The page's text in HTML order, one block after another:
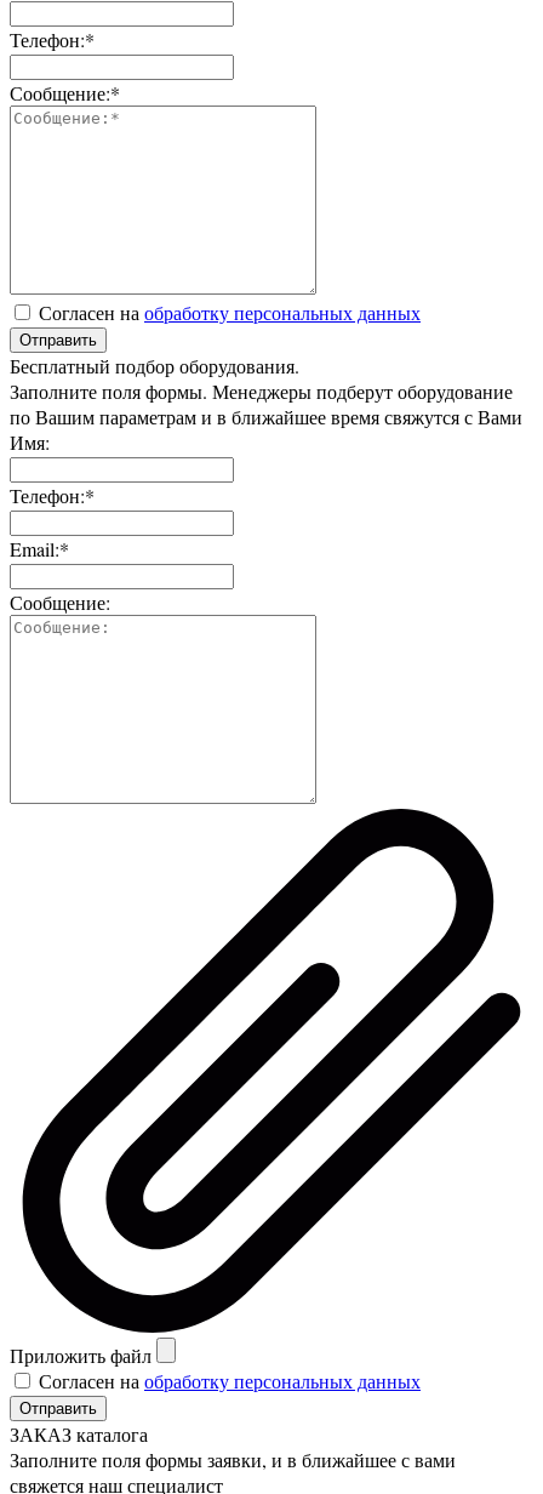
Телефон:*
Сообщение:*
Согласен на обработку персональных данных
Отправить
Бесплатный подбор оборудования.
Заполните поля формы. Менеджеры подберут оборудование
по Вашим параметрам и в ближайшее время свяжутся с Вами
Имя:
Телефон:*
Email:*
Сообщение:
Приложить файл
Согласен на обработку персональных данных
Отправить
ЗАКАЗ каталога
Заполните поля формы заявки, и в ближайшее с вами
свяжется наш специалист